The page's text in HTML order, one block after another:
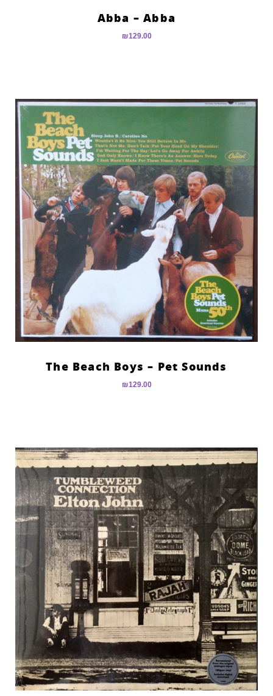
Abba – Abba
₪129.00
The Beach Boys – Pet Sounds
₪129.00